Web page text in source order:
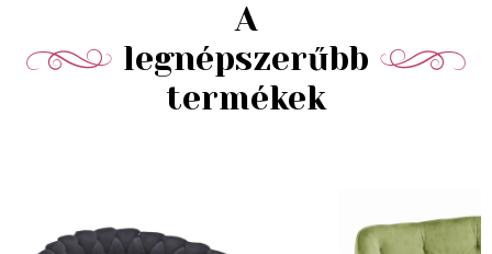
A
legnépszerűbb
termékek